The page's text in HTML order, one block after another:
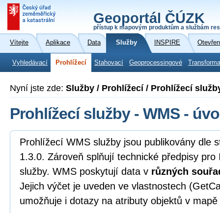
Geoportál ČÚZK
přístup k mapovým produktům a službám
Vítejte Aplikace Data Služby INSPIRE
Vyhledávací Prohlížecí Stahovací Geoprocessingové
Nyní jste zde: Služby / Prohlížecí / Prohlížecí
Prohlížecí služby - WMS -
Prohlížecí WMS služby jsou publikovány dle
1.3.0. Zároveň splňují technické předpisy
služby. WMS poskytují data v různých
Jejich výčet je uveden ve vlastnostech
umožňuje i dotazy na atributy objektů v